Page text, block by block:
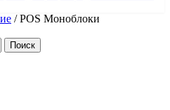
/POS Моноблоки